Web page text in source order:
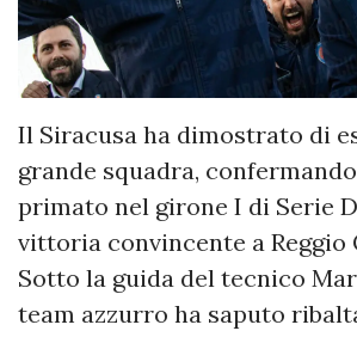
Il Siracusa ha dimostrato di
grande squadra,
primato nel girone I di Serie
vittoria convincente a Reggio
Sotto la guida del tecnico
team azzurro ha saputo